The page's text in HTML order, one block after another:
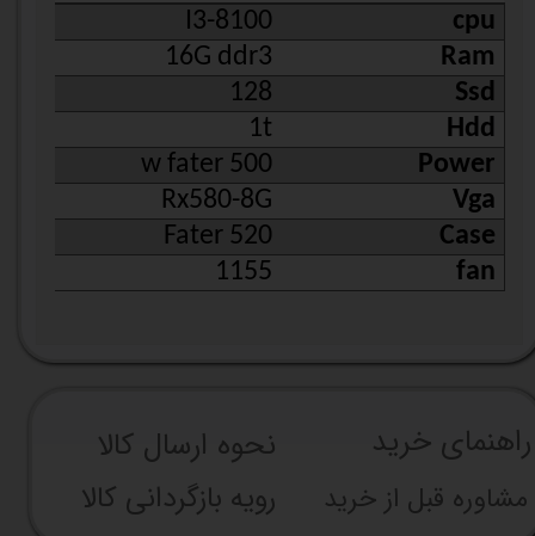
cpu
I3-8100
Ram
16G ddr3
Ssd
128
Hdd
1t
Power
500 w fater
Vga
Rx580-8G
Case
Fater 520
fan
1155
راهنما​​​​​​​​​​​​​​ی خرید نحوه ارسال کالا
مشاوره قبل از خرید رویه بازگردانی کالا